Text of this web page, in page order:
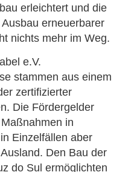
erleichtert und die
erneuerbarer
nichts mehr im Weg.
e.V.
stammen aus einem
zertifizierter
Die Fördergelder
in
Einzelfällen aber
Den Bau der
do Sul ermöglichten